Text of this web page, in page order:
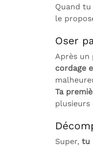
Quand
le
Oser
Après un
cordage
Ta
plusieurs
Super, tu